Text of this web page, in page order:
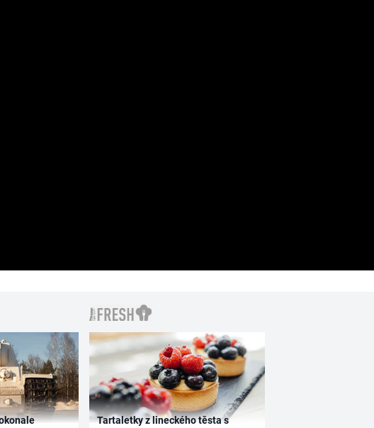
Tartaletky z lineckého těsta s